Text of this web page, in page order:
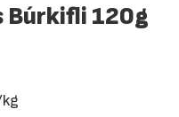
Búrkifli 120g